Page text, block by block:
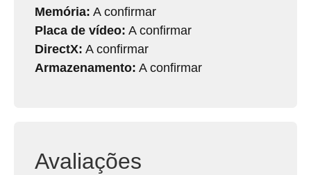
Memória: A confirmar
Placa de vídeo: A confirmar
DirectX: A confirmar
Armazenamento: A confirmar
Avaliações